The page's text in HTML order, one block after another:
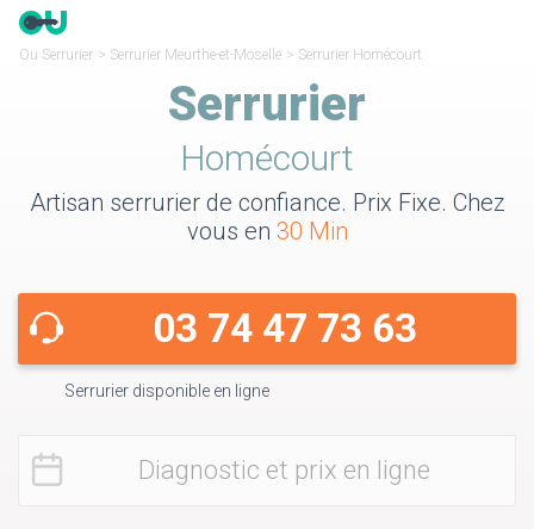
Ou Serrurier > Serrurier Meurthe-et-Moselle > Serrurier Homécourt
Serrurier
Homécourt
Artisan serrurier de confiance. Prix Fixe. Chez
vous en 30 Min
03 74 47 73 63
Serrurier disponible en ligne
Diagnostic et prix en ligne